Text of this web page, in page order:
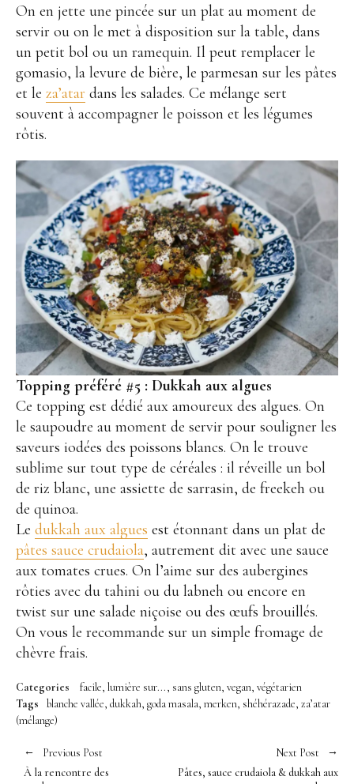
On en jette une pincée sur un plat au moment de
servir ou on le met à disposition sur la table, dans
un petit bol ou un ramequin. Il peut remplacer le
gomasio, la levure de bière, le parmesan sur les pâtes
et le za’atar dans les salades. Ce mélange sert
souvent à accompagner le poisson et les légumes
rôtis.
Topping préféré #5 : Dukkah aux algues
Ce topping est dédié aux amoureux des algues. On
le saupoudre au moment de servir pour souligner les
saveurs iodées des poissons blancs. On le trouve
sublime sur tout type de céréales : il réveille un bol
de riz blanc, une assiette de sarrasin, de freekeh ou
de quinoa.
Le dukkah aux algues est étonnant dans un plat de
pâtes sauce crudaiola, autrement dit avec une sauce
aux tomates crues. On l’aime sur des aubergines
rôties avec du tahini ou du labneh ou encore en
twist sur une salade niçoise ou des œufs brouillés.
On vous le recommande sur un simple fromage de
chèvre frais.
Categories facile lumière sur... sans gluten vegan végétarien
Tags
blanche vallée dukkah goda masala merken shéhérazade za’atar
(mélange)
Previous Post
À la rencontre des
Next Post
Pâtes, sauce crudaiola & dukkah aux